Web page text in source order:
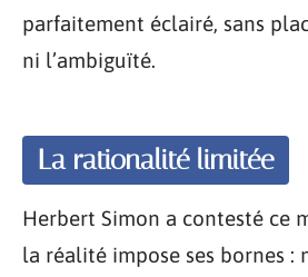
parfaitement éclairé, sans
ni l’ambiguïté.
La rationalité limitée
Herbert Simon a contesté ce
la réalité impose ses bornes :